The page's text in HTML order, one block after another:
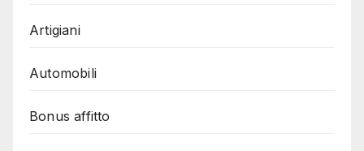
Artigiani
Automobili
Bonus affitto